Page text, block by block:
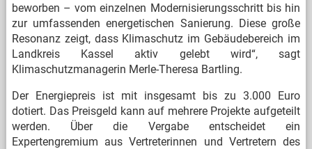
beworben – vom einzelnen Modernisierungsschritt bis hin
zur umfassenden energetischen Sanierung. Diese große
Resonanz zeigt, dass Klimaschutz im Gebäudebereich im
Landkreis Kassel aktiv gelebt wird“, sagt
Klimaschutzmanagerin Merle-Theresa Bartling.
Der Energiepreis ist mit insgesamt bis zu 3.000 Euro
dotiert. Das Preisgeld kann auf mehrere Projekte aufgeteilt
werden. Über die Vergabe entscheidet ein
Expertengremium aus Vertreterinnen und Vertretern des